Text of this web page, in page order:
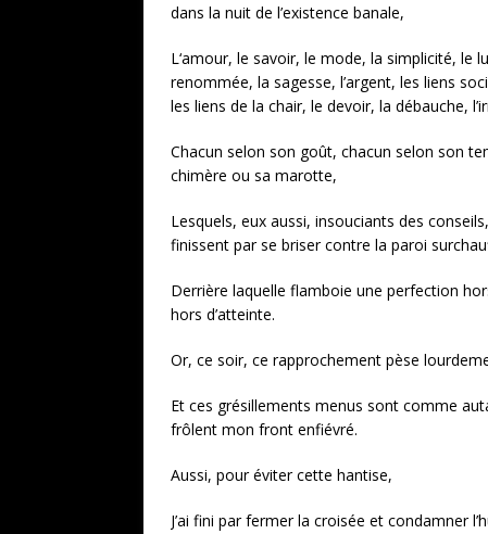
dans la nuit de l’existence banale,
L‘amour, le savoir, le mode, la simplicité, le
renommée, la sagesse, l’argent, les liens
les liens de la chair, le devoir, la débauche,
Chacun selon son goût, chacun selon son
chimère ou sa marotte,
Lesquels, eux aussi, insouciants des
finissent par se briser contre la paroi
Derrière laquelle flamboie une perfection
hors d’atteinte.
Or, ce soir, ce rapprochement pèse
Et ces grésillements menus sont comme
frôlent mon front enfiévré.
Aussi, pour éviter cette hantise,
J’ai fini par fermer la croisée et condamner